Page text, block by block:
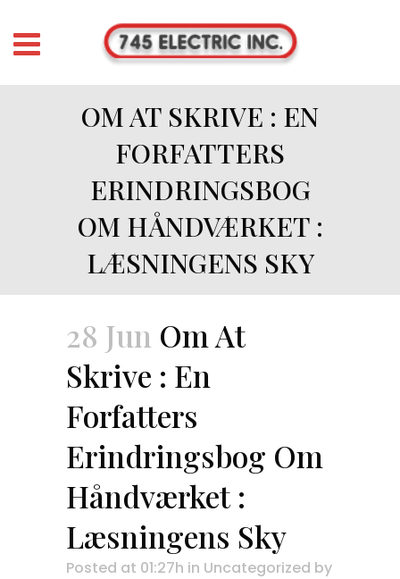
OM AT SKRIVE : EN
FORFATTERS
ERINDRINGSBOG
OM HÅNDVÆRKET :
LÆSNINGENS SKY
28 Jun Om At
Skrive : En
Forfatters
Erindringsbog Om
Håndværket :
Læsningens Sky
Posted at 01:27h in Uncategorized by